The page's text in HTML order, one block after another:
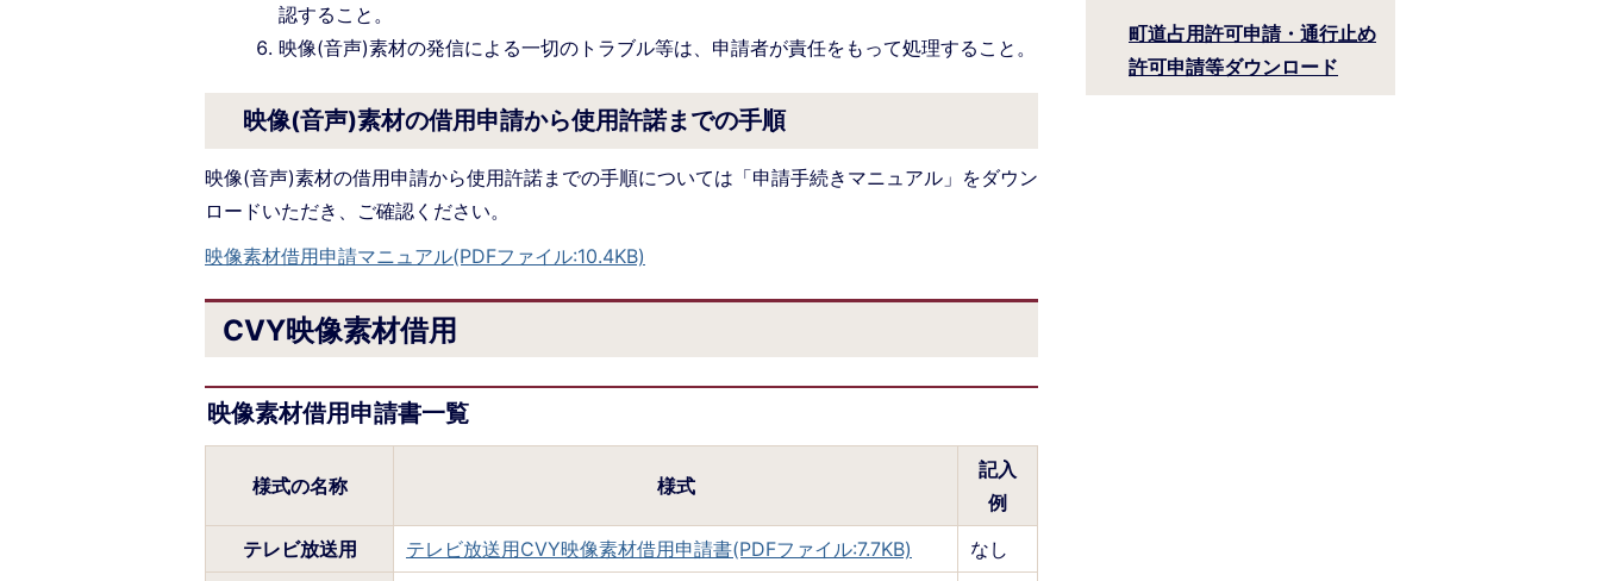
認すること。
映像(音声)素材の発信による一切のトラブル等は、申請者が責任をもって処理すること。
映像(音声)素材の借用申請から使用許諾までの手順
映像(音声)素材の借用申請から使用許諾までの手順については「申請手続きマニュアル」をダウン
ロードいただき、ご確認ください。
映像素材借用申請マニュアル(PDFファイル:10.4KB)
CVY映像素材借用
映像素材借用申請書一覧
様式の名称 様式
記入
例
テレビ放送用
テレビ放送用CVY映像素材借用申請書(PDFファイル:7.7KB)
なし
町道占用許可申請・通行止め
許可申請等ダウンロード